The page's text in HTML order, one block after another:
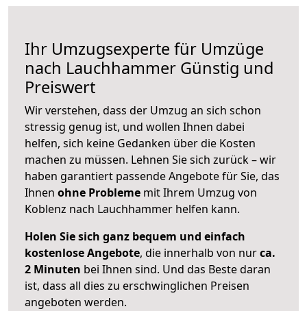
Ihr Umzugsexperte für Umzüge
nach Lauchhammer Günstig und
Preiswert
Wir verstehen, dass der Umzug an sich schon
stressig genug ist, und wollen Ihnen dabei
helfen, sich keine Gedanken über die Kosten
machen zu müssen. Lehnen Sie sich zurück – wir
haben garantiert passende Angebote für Sie, das
Ihnen ohne Probleme mit Ihrem Umzug von
Koblenz nach Lauchhammer helfen kann.
Holen Sie sich ganz bequem und einfach
kostenlose Angebote, die innerhalb von nurca.
2 Minuten bei Ihnen sind. Und das Beste daran
ist, dass all dies zu erschwinglichen Preisen
angeboten werden.